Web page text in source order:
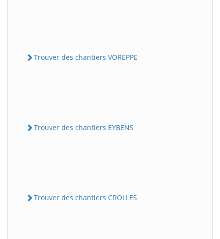
Trouver des chantiers VOREPPE
Trouver des chantiers EYBENS
Trouver des chantiers CROLLES